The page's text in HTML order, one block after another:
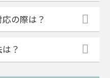
の際は？
？